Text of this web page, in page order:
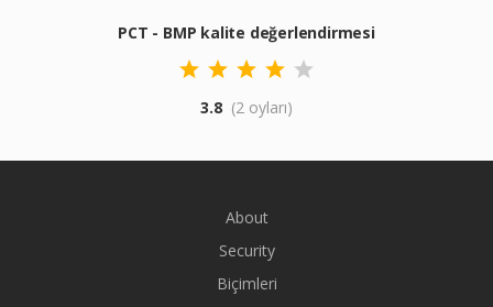
PCT - BMP kalite değerlendirmesi
3.8 (2 oyları)
About
Security
Biçimleri